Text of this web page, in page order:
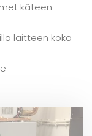
käteen -
laitteen koko